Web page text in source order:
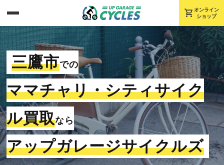
shopping_cart オンライン
ショップ
三鷹市での
ママチャリ・シティサイク
ル買取なら
アップガレージサイクルズ